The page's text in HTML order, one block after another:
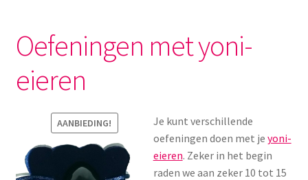
Intiemverzorging
Menstruatiedisks
Menstruatiecups
Menstruatieondergoed
Oefeningen met yoni-
eieren
AANBIEDING!
Je kunt verschillende
oefeningen doen met je yoni-
eieren. Zeker in het begin
raden we aan zeker 10 tot 15